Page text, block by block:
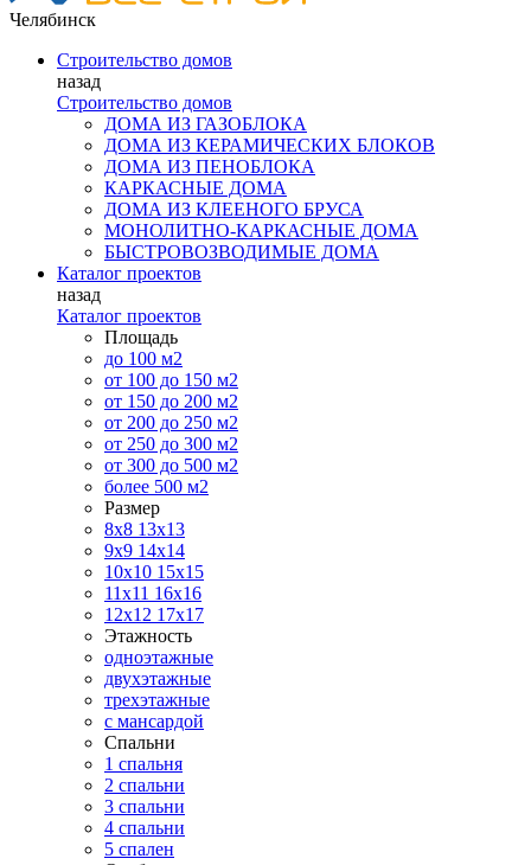
Челябинск
Строительство домов
назад
Строительство домов
ДОМА ИЗ ГАЗОБЛОКА
ДОМА ИЗ КЕРАМИЧЕСКИХ БЛОКОВ
ДОМА ИЗ ПЕНОБЛОКА
КАРКАСНЫЕ ДОМА
ДОМА ИЗ КЛЕЕНОГО БРУСА
МОНОЛИТНО-КАРКАСНЫЕ ДОМА
БЫСТРОВОЗВОДИМЫЕ ДОМА
Каталог проектов
назад
Каталог проектов
Площадь
до 100 м2
от 100 до 150 м2
от 150 до 200 м2
от 200 до 250 м2
от 250 до 300 м2
от 300 до 500 м2
более 500 м2
Размер
8х8 13х13
9х9 14х14
10х10 15х15
11x11 16х16
12х12 17х17
Этажность
одноэтажные
двухэтажные
трехэтажные
с мансардой
Спальни
1 спальня
2 спальни
3 спальни
4 спальни
5 спален